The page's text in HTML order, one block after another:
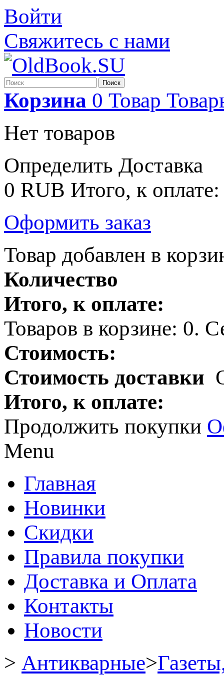
Войти
Свяжитесь с нами
Поиск
Корзина 0 Товар
Нет товаров
Определить Доставка
0 RUB Итого, к оплате:
Оформить заказ
Товар добавлен в
Количество
Итого, к оплате:
Товаров в корзине: 0.
Стоимость:
Стоимость доставки
Итого, к оплате:
Продолжить покупки
Menu
Главная
Новинки
Скидки
Правила покупки
Доставка и Оплата
Контакты
Новости
> Антикварные>